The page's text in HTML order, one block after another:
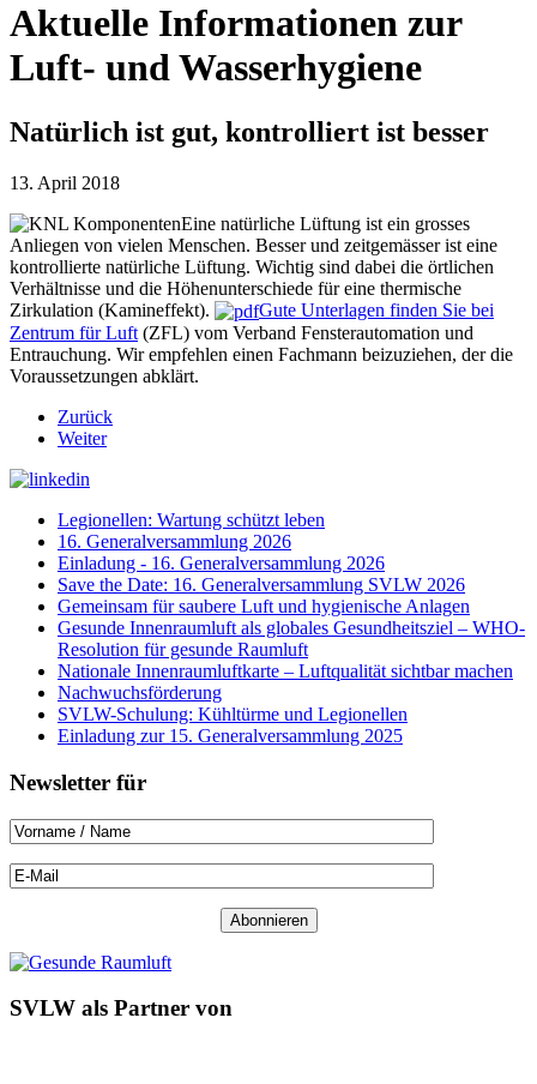
Aktuelle Informationen zur
Luft- und Wasserhygiene
Natürlich ist gut, kontrolliert ist besser
13. April 2018
Eine natürliche Lüftung ist ein grosses
Anliegen von vielen Menschen. Besser und zeitgemässer ist eine
kontrollierte natürliche Lüftung. Wichtig sind dabei die örtlichen
Verhältnisse und die Höhenunterschiede für eine thermische
Zirkulation (Kamineffekt).
Gute Unterlagen finden Sie bei
Zentrum für Luft (ZFL) vom Verband Fensterautomation und
Entrauchung. Wir empfehlen einen Fachmann beizuziehen, der die
Voraussetzungen abklärt.
Zurück
Weiter
Legionellen: Wartung schützt leben
16. Generalversammlung 2026
Einladung - 16. Generalversammlung 2026
Save the Date: 16. Generalversammlung SVLW 2026
Gemeinsam für saubere Luft und hygienische Anlagen
Gesunde Innenraumluft als globales Gesundheitsziel – WHO-
Resolution für gesunde Raumluft
Nationale Innenraumluftkarte – Luftqualität sichtbar machen
Nachwuchsförderung
SVLW-Schulung: Kühltürme und Legionellen
Einladung zur 15. Generalversammlung 2025
Newsletter für
SVLW als Partner von